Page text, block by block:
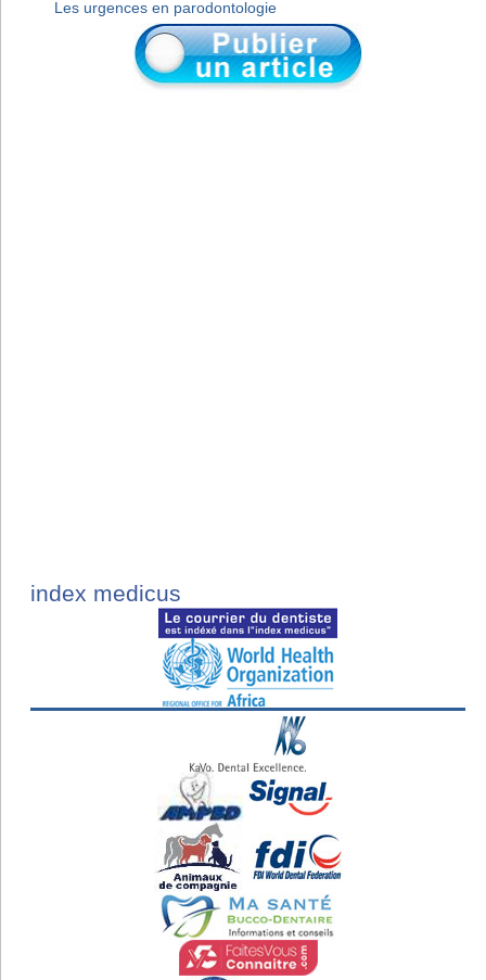
Les urgences en parodontologie
index medicus